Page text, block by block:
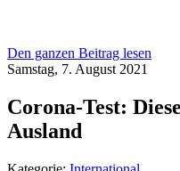
Den ganzen Beitrag lesen
Samstag, 7. August 2021
Corona-Test:
Ausland